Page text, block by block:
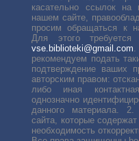
касательно ссылок
нашем сайте,
просим обращаться к
Для этого
vse.biblioteki@gmail.com
рекомендуем подать
подтверждение ваших
авторским правом:
либо иная
однозначно
данного материала.
сайта, которые
необходимость